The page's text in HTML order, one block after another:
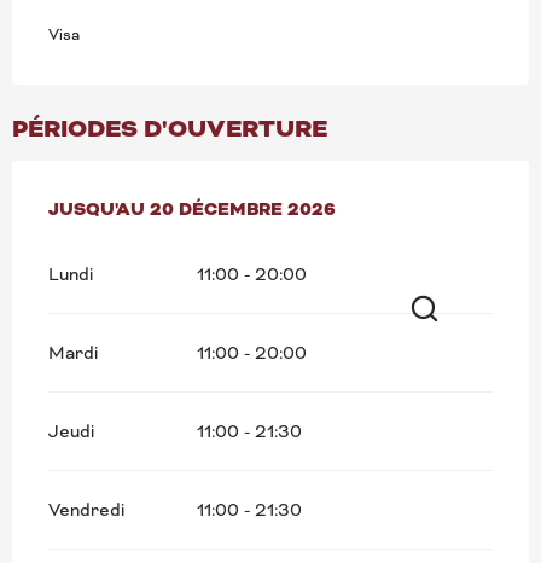
Visa
PÉRIODES D'OUVERTURE
DU19 JANVIER 2026AU20 DÉCEMBRE 2026
JUSQU'AU 20 DÉCEMBRE 2026
Lundi 11:00 - 20:00
Mardi 11:00 - 20:00
Jeudi 11:00 - 21:30
Vendredi 11:00 - 21:30